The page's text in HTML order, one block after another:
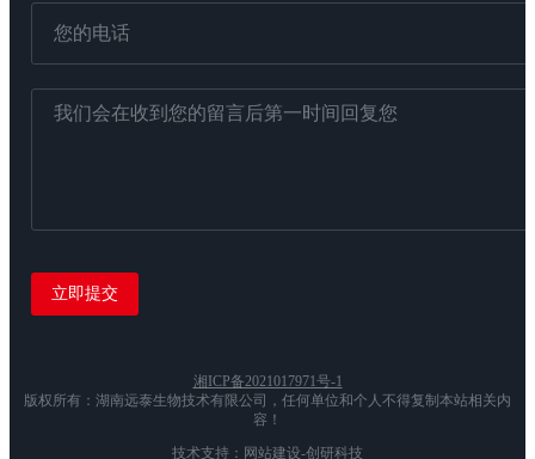
湘ICP备2021017971号-1
版权所有：湖南远泰生物技术有限公司，任何单位和个人不得复制本站相关内
容！
技术支持：网站建设-创研科技